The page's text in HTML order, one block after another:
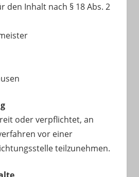
den Inhalt nach § 18 Abs. 2
oder verpflichtet, an
vor einer
teilzunehmen.